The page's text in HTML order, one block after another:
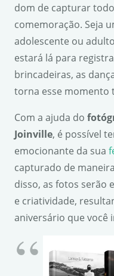
dom de capturar
comemoração. Seja
adolescente ou
estará lá para
brincadeiras, as
torna esse momento
Com a ajuda do
Joinville, é possível
emocionante da sua
capturado de
disso, as fotos serão
e criatividade,
aniversário que você